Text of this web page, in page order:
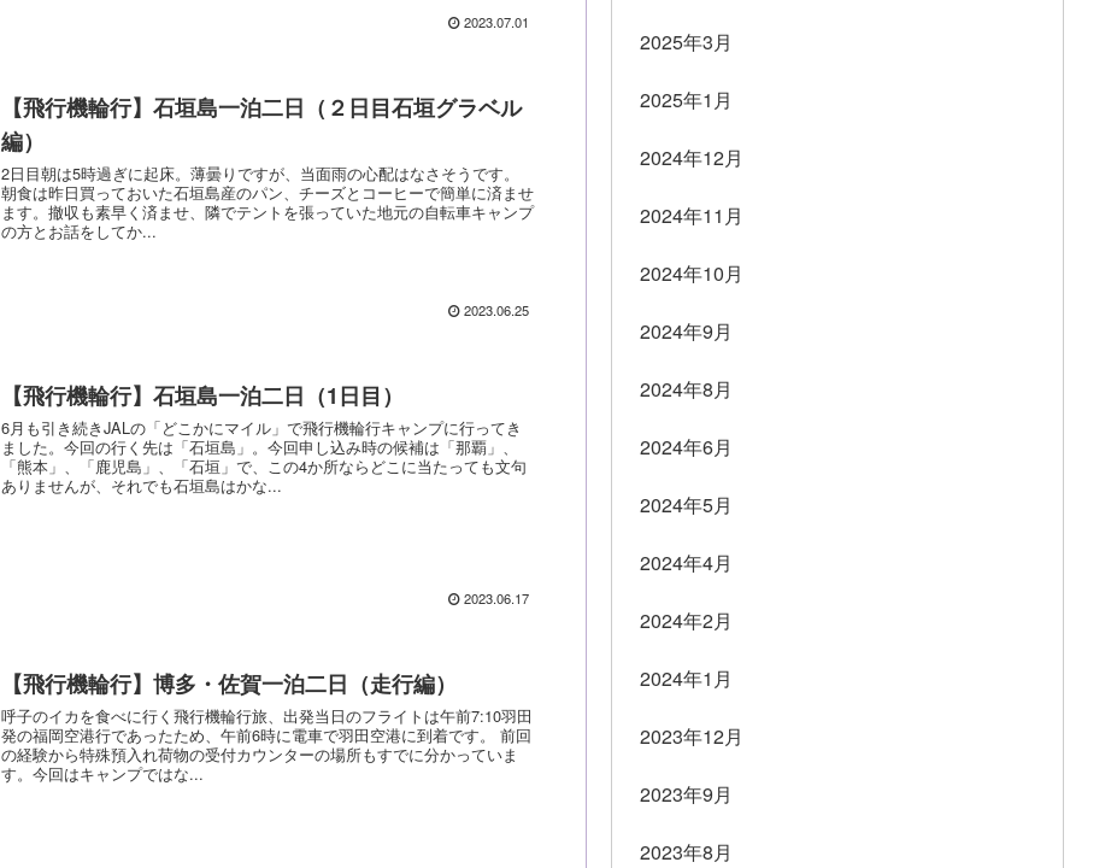
2023.07.01
【飛行機輪行】石垣島一泊二日（２日目石垣グラベル
編）
2日目朝は5時過ぎに起床。薄曇りですが、当面雨の心配はなさそうです。
朝食は昨日買っておいた石垣島産のパン、チーズとコーヒーで簡単に済ませ
ます。撤収も素早く済ませ、隣でテントを張っていた地元の自転車キャンプ
の方とお話をしてか...
2023.06.25
【飛行機輪行】石垣島一泊二日（1日目）
6月も引き続きJALの「どこかにマイル」で飛行機輪行キャンプに行ってき
ました。今回の行く先は「石垣島」。今回申し込み時の候補は「那覇」、
「熊本」、「鹿児島」、「石垣」で、この4か所ならどこに当たっても文句
ありませんが、それでも石垣島はかな...
2023.06.17
【飛行機輪行】博多・佐賀一泊二日（走行編）
呼子のイカを食べに行く飛行機輪行旅、出発当日のフライトは午前7:10羽田
発の福岡空港行であったため、午前6時に電車で羽田空港に到着です。 前回
の経験から特殊預入れ荷物の受付カウンターの場所もすでに分かっていま
す。今回はキャンプではな...
2025年3月
2025年1月
2024年12月
2024年11月
2024年10月
2024年9月
2024年8月
2024年6月
2024年5月
2024年4月
2024年2月
2024年1月
2023年12月
2023年9月
2023年8月